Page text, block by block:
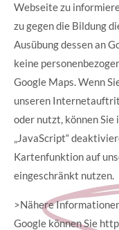
Webseite zu
zu gegen die Bildung
Ausübung dessen an
keine
Google Maps. Wenn
unseren
oder nutzt, können
„JavaScript“
Kartenfunktion auf
eingeschränkt nutzen.
>Nähere
Google können Sie